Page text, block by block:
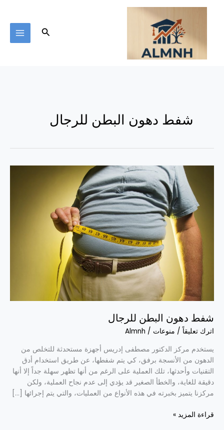
تخطي
البحث
شفط دهون البطن للرجال
شفط دهون البطن للرجال
اترك تعليقاً / منوعات /
Almnh
يستخدم مركز الدكتور مصطفى إدريس أجهزة مستحدثة للتخلص من
الدهون من الأنسجة برفق، كي يتم شفطها، عن طريق استخدام أدق
التقنيات وأحدثها، تلك العملية على الرغم من أنها تظهر سهلة جداً إلا أنها
دقيقة للغاية، والخطأ الصغير قد يؤدي إلى عدم نجاح العملية، ولكن
مركزنا يتميز بخبرته في هذه الأنواع من العمليات، والتي يتم إجرائها […]
للرجال
قراءة المزيد »